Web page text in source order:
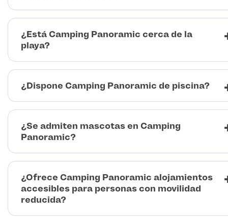
¿Está Camping Panoramic cerca de la
playa?
¿Dispone Camping Panoramic de piscina?
¿Se admiten mascotas en Camping
Panoramic?
¿Ofrece Camping Panoramic alojamientos
accesibles para personas con movilidad
reducida?